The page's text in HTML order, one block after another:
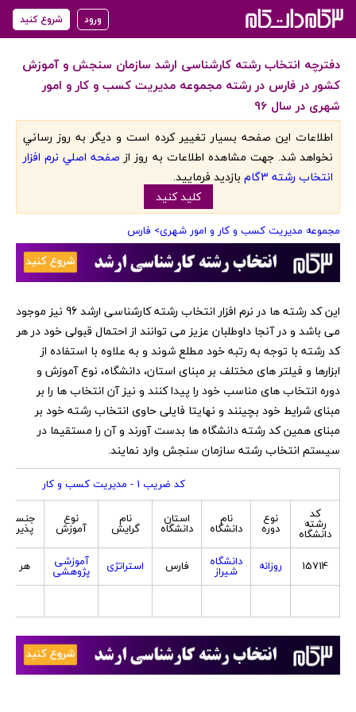
ورود شروع کنید
دفترچه انتخاب رشته کارشناسی ارشد سازمان سنجش و آموزش
کشور در فارس در رشته مجموعه مدیریت کسب و کار و امور
شهری در سال 96
اطلاعات اين صفحه بسيار تغيير کرده است و ديگر به روز رساني
نخواهد شد. جهت مشاهده اطلاعات به روز از صفحه اصلي نرم افزار
انتخاب رشته 3گام
بازديد فرماييد.
کليد کنيد
مجموعه مدیریت کسب و کار و امور شهری> فارس
‏این کد رشته ها در نرم افزار انتخاب رشته کارشناسی ارشد 96 نیز موجود
می باشد و در آنجا داوطلبان عزیز می توانند از احتمال قبولی خود در هر
کد رشته با توجه به رتبه خود مطلع شوند و به علاوه با استفاده از
ابزارها و فیلتر های مختلف بر مبنای استان، دانشگاه، نوع آموزش و
دوره انتخاب های مناسب خود را پیدا کنند و نیز آن انتخاب ها را بر
مبنای شرایط خود بچینند و نهایتا فایلی حاوی انتخاب رشته خود بر
مبنای همین کد رشته دانشگاه ها بدست آورند و آن را مستقیما در
سیستم انتخاب رشته سازمان سنجش وارد نمایند.
کد ضریب 1 - مدیریت کسب و کار
کد
رشته
دانشگاه
نوع
دوره
نام
دانشگاه
استان
دانشگاه
نام
گرایش
نوع
آموزش
جنسیت
پذیرش
15714 روزانه دانشگاه
شیراز فارس استراتژی آموزشی
پژوهشی هر دو